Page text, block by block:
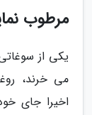
مرطوب
یکی از
می خرند،
اخیرا جای